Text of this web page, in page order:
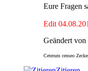
Eure Fragen
Edit
Geändert
Ceterum censeo